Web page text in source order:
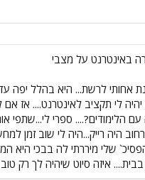
באינטרנט על מצבי
אחותי לרשת... היא בהלל יפה
לי תקציב לאינטרנט.... אז
היה רייק...היה לי שוב זמן
שלי מיררתי לה בבכי
בבית.... איזה סיוט שיהיה לך רק